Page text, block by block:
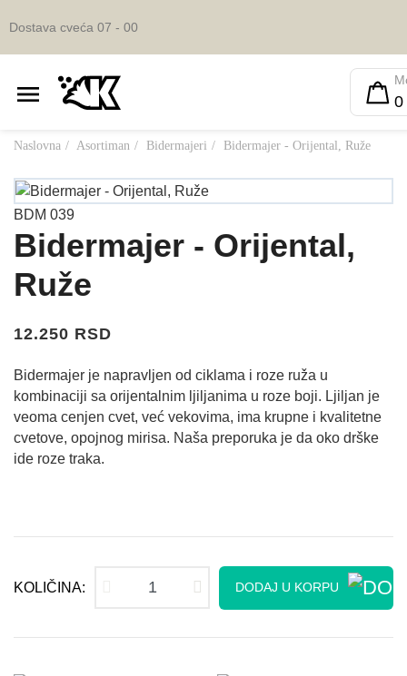
Dostava cveća 07 - 00
0
Naslovna Asortiman Bidermajeri Bidermajer - Orijental, Ruže
BDM 039
Bidermajer - Orijental,
Ruže
12.250 RSD
Bidermajer je napravljen od ciklama i roze ruža u
kombinaciji sa orijentalnim ljiljanima u roze boji. Ljiljan je
veoma cenjen cvet, već vekovima, ima krupne i kvalitetne
cvetove, opojnog mirisa. Naša preporuka je da oko drške
ide roze traka.
KOLIČINA: DODAJ U KORPU